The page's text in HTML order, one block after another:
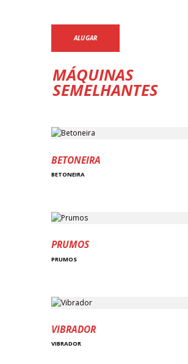
ALUGAR
MÁQUINAS
SEMELHANTES
BETONEIRA
BETONEIRA
PRUMOS
PRUMOS
VIBRADOR
VIBRADOR